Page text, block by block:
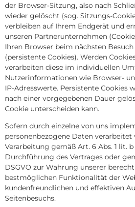
der Browser-Sitzung, also nach
wieder gelöscht (sog. Sitzungs-
verbleiben auf Ihrem Endgerät und
unseren Partnerunternehmen
Ihren Browser beim nächsten
(persistente Cookies). Werden
verarbeiten diese im individuellen
Nutzerinformationen wie Browser-
IP-Adresswerte. Persistente Cookies
nach einer vorgegebenen Dauer
Cookie unterscheiden kann.
Sofern durch einzelne von uns
personenbezogene Daten
Verarbeitung gemäß Art. 6 Abs. 1 lit.
Durchführung des Vertrages oder
DSGVO zur Wahrung unserer
bestmöglichen Funktionalität der
kundenfreundlichen und effektiven
Seitenbesuchs.